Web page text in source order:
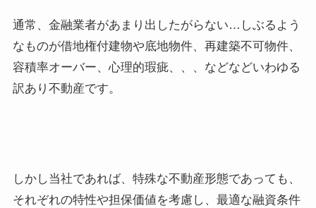
通常、金融業者があまり出したがらない…しぶるよう
なものが借地権付建物や底地物件、再建築不可物件、
容積率オーバー、心理的瑕疵、、、などなどいわゆる
訳あり不動産です。
しかし当社であれば、特殊な不動産形態であっても、
それぞれの特性や担保価値を考慮し、最適な融資条件